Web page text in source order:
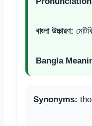
বাংলা উচ্চারণ:
Bangla
Synonyms: